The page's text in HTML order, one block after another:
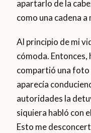
apartarlo de la
como una cadena
Al principio de mi
cómoda. Entonces,
compartió una foto
aparecía
autoridades la
siquiera habló con
Esto me